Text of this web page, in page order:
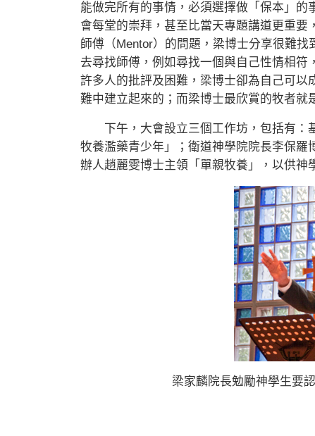
能做完所有的事情，必須選擇做「保本」
會每堂的崇拜，甚至比當天專題講道更重
師傅（Mentor）的問題，梁博士分享很難找
去尋找師傅，例如尋找一個與自己性情相
許多人的批評及困難，梁博士卻為自己可以
難中建立起來的；而梁博士最欣賞的牧者就
下午，大會設立三個工作坊，包括有：
牧養濫藥青少年」；衛道神學院院長李保羅
辦人趙麗雯博士主領「單親牧養」，以供神
梁家麟院長勉勵神學生要